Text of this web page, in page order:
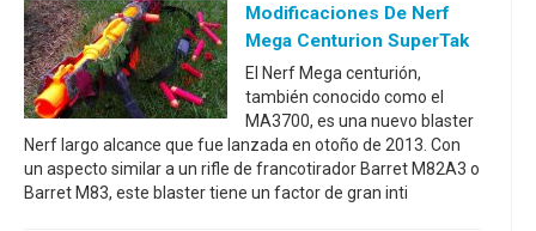
Modificaciones De Nerf
Mega Centurion SuperTak
El Nerf Mega centurión,
también conocido como el
MA3700, es una nuevo blaster
Nerf largo alcance que fue lanzada en otoño de 2013. Con
un aspecto similar a un rifle de francotirador Barret M82A3 o
Barret M83, este blaster tiene un factor de gran inti